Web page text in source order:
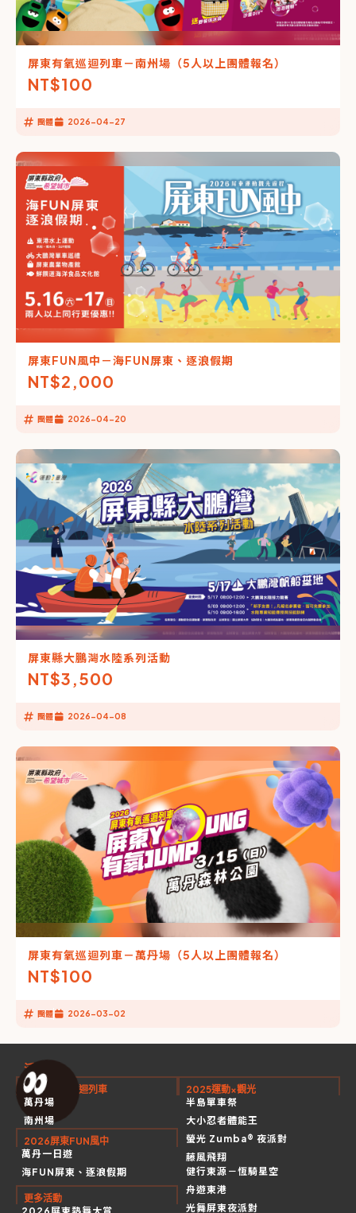
屏東有氧巡迴列車－南州場（5人以上團體報名）
NT$100
團體 2026-04-27
屏東FUN風中－海FUN屏東、逐浪假期
NT$2,000
團體 2026-04-20
屏東縣大鵬灣水陸系列活動
NT$3,500
團體 2026-04-08
屏東有氧巡迴列車－萬丹場（5人以上團體報名）
NT$100
團體 2026-03-02
活動
2026有氧巡迴列車
萬丹場
南州場
2026屏東FUN風中
萬丹一日遊
海FUN屏東、逐浪假期
更多活動
2025運動×觀光
半島單車祭
大小忍者體能王
螢光 Zumba® 夜派對
藤風飛翔
健行東源－恆騎星空
舟遊東港
光舞屏東夜派對